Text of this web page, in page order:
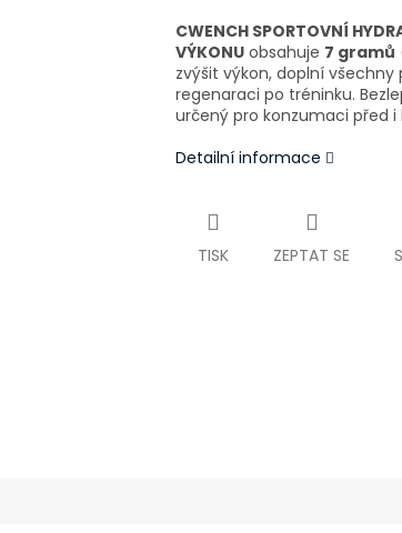
CWENCH SPORTOVNÍ
VÝKONU obsahuje 7 gramů
zvýšit výkon, doplní
regenaraci po tréninku.
určený pro konzumaci před
Detailní informace
TISK ZEPTAT SE